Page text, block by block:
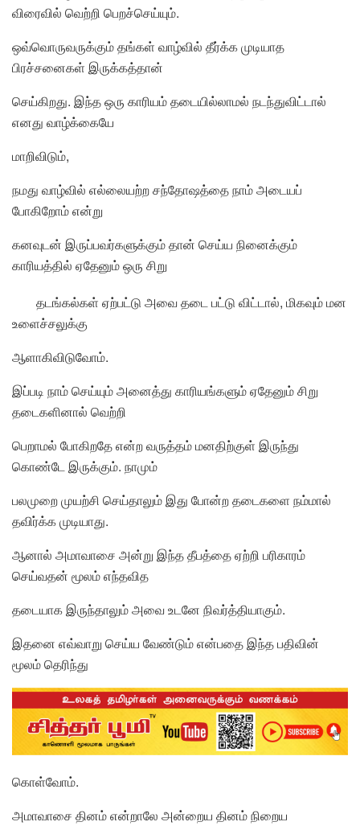
விரைவில் வெற்றி பெறச்செய்யும்.
ஒவ்வொருவருக்கும் தங்கள் வாழ்வில் தீர்க்க முடியாத
பிரச்சனைகள் இருக்கத்தான்
செய்கிறது. இந்த ஒரு காரியம் தடையில்லாமல் நடந்துவிட்டால்
எனது வாழ்க்கையே
மாறிவிடும்,
நமது வாழ்வில் எல்லையற்ற சந்தோஷத்தை நாம் அடையப்
போகிறோம் என்று
கனவுடன் இருப்பவர்களுக்கும் தான் செய்ய நினைக்கும்
காரியத்தில் ஏதேனும் ஒரு சிறு
தடங்கல்கள் ஏற்பட்டு அவை தடை பட்டு விட்டால், மிகவும் மன
உளைச்சலுக்கு
ஆளாகிவிடுவோம்.
இப்படி நாம் செய்யும் அனைத்து காரியங்களும் ஏதேனும் சிறு
தடைகளினால் வெற்றி
பெறாமல் போகிறதே என்ற வருத்தம் மனதிற்குள் இருந்து
கொண்டே இருக்கும். நாமும்
பலமுறை முயற்சி செய்தாலும் இது போன்ற தடைகளை நம்மால்
தவிர்க்க முடியாது.
ஆனால் அமாவாசை அன்று இந்த தீபத்தை ஏற்றி பரிகாரம்
செய்வதன் மூலம் எந்தவித
தடையாக இருந்தாலும் அவை உடனே நிவர்த்தியாகும்.
இதனை எவ்வாறு செய்ய வேண்டும் என்பதை இந்த பதிவின்
மூலம் தெரிந்து
கொள்வோம்.
அமாவாசை தினம் என்றாலே அன்றைய தினம் நிறைய